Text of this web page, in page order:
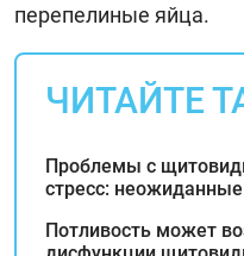
перепелиные яйца.
ЧИТАЙТЕ
Проблемы с
стресс:
Потливость может